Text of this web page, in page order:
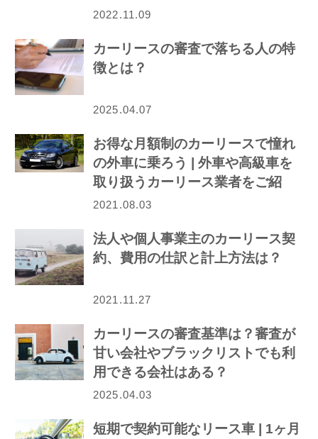
ら…
2022.11.09
カーリースの審査で落ちる人の特
徴とは？
2025.04.07
お得な月額制のカーリースで憧れ
の外車に乗ろう | 外車や高級車を
取り扱うカーリース業者をご紹
介！
2021.08.03
法人や個人事業主のカーリース契
約、費用の仕訳と計上方法は？
2021.11.27
カーリースの審査基準は？審査が
甘い会社やブラックリストでも利
用できる会社はある？
2025.04.03
短期で契約可能なリース車 | 1ヶ月